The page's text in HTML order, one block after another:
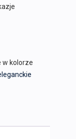
w kolorze